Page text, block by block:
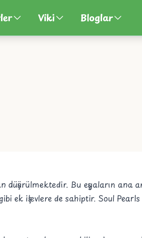
Viki Bloglar
düşürülmektedir. Bu eşyaların ana
ek işlevlere de sahiptir. Soul Pearls